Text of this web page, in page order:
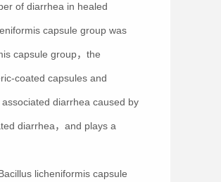
of diarrhea in healed
capsule group was
capsule group，the
coated capsules and
diarrhea caused by
diarrhea，and plays a
licheniformis capsule